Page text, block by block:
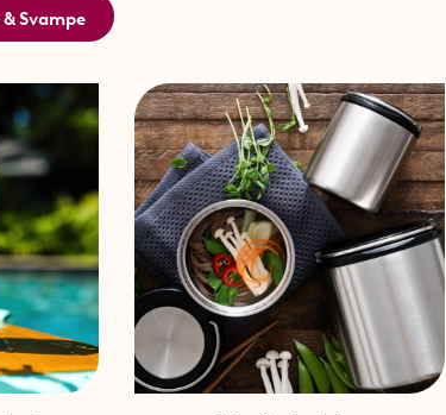
Svampe